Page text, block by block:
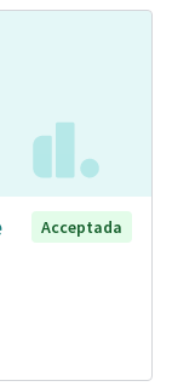
Acceptada